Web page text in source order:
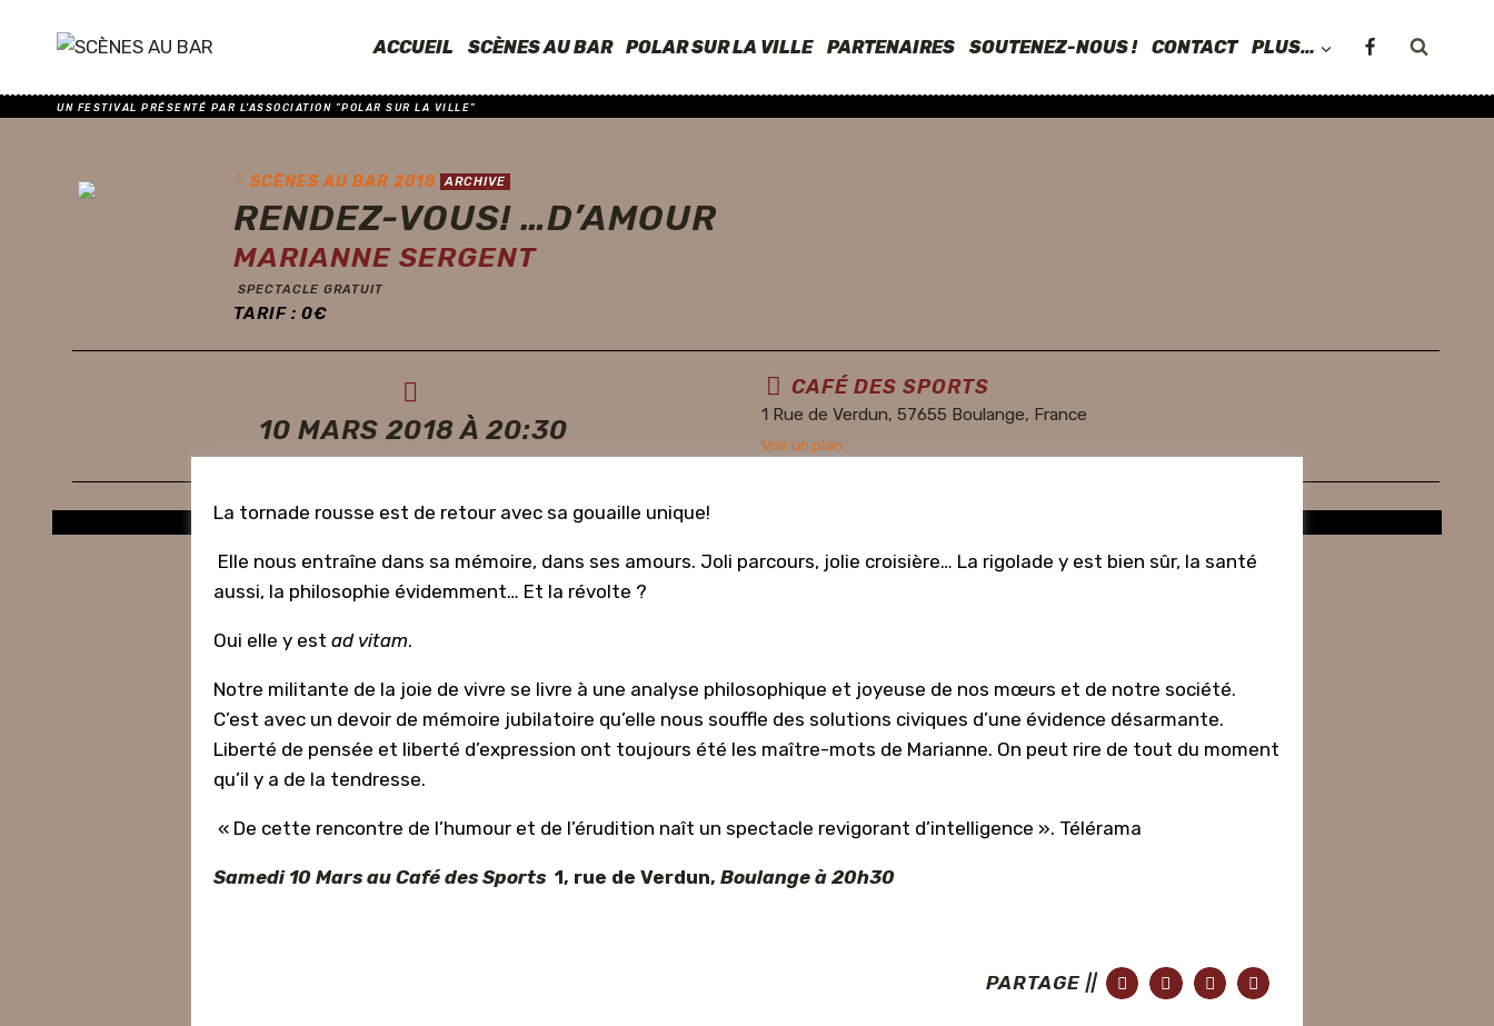
ACCUEIL SCÈNES AU BAR POLAR SUR LA VILLE PARTENAIRES SOUTENEZ-NOUS ! CONTACT PLUS…
UN FESTIVAL PRÉSENTÉ PAR L'ASSOCIATION "POLAR SUR LA VILLE"
SCÈNES AU BAR 2018 ARCHIVE
RENDEZ-VOUS! …D’AMOUR
MARIANNE SERGENT
SPECTACLE GRATUIT
TARIF : 0€
10 MARS 2018 À 20:30
CAFÉ DES SPORTS
1 Rue de Verdun, 57655 Boulange, France
Voir un plan
La tornade rousse est de retour avec sa gouaille unique!
Elle nous entraîne dans sa mémoire, dans ses amours. Joli parcours, jolie croisière… La rigolade y est bien sûr, la santé
aussi, la philosophie évidemment… Et la révolte ?
Oui elle y est ad vitam.
Notre militante de la joie de vivre se livre à une analyse philosophique et joyeuse de nos mœurs et de notre société.
C’est avec un devoir de mémoire jubilatoire qu’elle nous souffle des solutions civiques d’une évidence désarmante.
Liberté de pensée et liberté d’expression ont toujours été les maître-mots de Marianne. On peut rire de tout du moment
qu’il y a de la tendresse.
« De cette rencontre de l’humour et de l’érudition naît un spectacle revigorant d’intelligence ». Télérama
Samedi 10 Mars au Café des Sports 1, rue de Verdun, Boulange à 20h30
PARTAGE ||